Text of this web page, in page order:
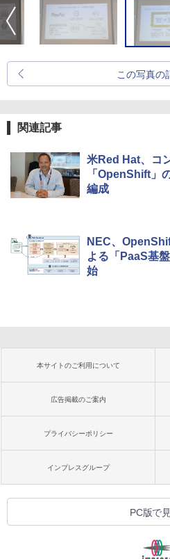
この写真の
関連記事
米Red Hat、コ
「OpenShift」
編成
NEC、
よる「PaaS基
始
本サイトのご利用について
広告掲載のご案内
プライバシーポリシー
インプレスグループ
PC版で